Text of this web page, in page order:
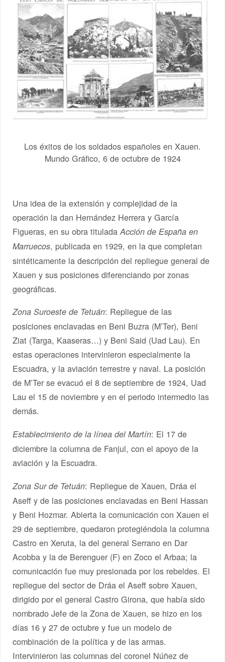
Los éxitos de los soldados españoles en Xauen.
Mundo Gráfico, 6 de octubre de 1924
Una idea de la extensión y complejidad de la
operación la dan Hernández Herrera y García
Figueras, en su obra tituladaAcción de España en
Marruecos, publicada en 1929, en la que completan
sintéticamente la descripción del repliegue general de
Xauen y sus posiciones diferenciando por zonas
geográficas.
Zona Suroeste de Tetuán: Repliegue de las
posiciones enclavadas en Beni Buzra (M’Ter), Beni
Ziat (Targa, Kaaseras…) y Beni Said (Uad Lau). En
estas operaciones intervinieron especialmente la
Escuadra, y la aviación terrestre y naval. La posición
de M’Ter se evacuó el 8 de septiembre de 1924, Uad
Lau el 15 de noviembre y en el periodo intermedio las
demás.
Establecimiento de la línea del Martín: El 17 de
diciembre la columna de Fanjul, con el apoyo de la
aviación y la Escuadra.
Zona Sur de Tetuán: Repliegue de Xauen, Dráa el
Aseff y de las posiciones enclavadas en Beni Hassan
y Beni Hozmar. Abierta la comunicación con Xauen el
29 de septiembre, quedaron protegiéndola la columna
Castro en Xeruta, la del general Serrano en Dar
Acobba y la de Berenguer (F) en Zoco el Arbaa; la
comunicación fue muy presionada por los rebeldes. El
repliegue del sector de Dráa el Aseff sobre Xauen,
dirigido por el general Castro Girona, que había sido
nombrado Jefe de la Zona de Xauen, se hizo en los
días 16 y 27 de octubre y fue un modelo de
combinación de la política y de las armas.
Intervinieron las columnas del coronel Núñez de